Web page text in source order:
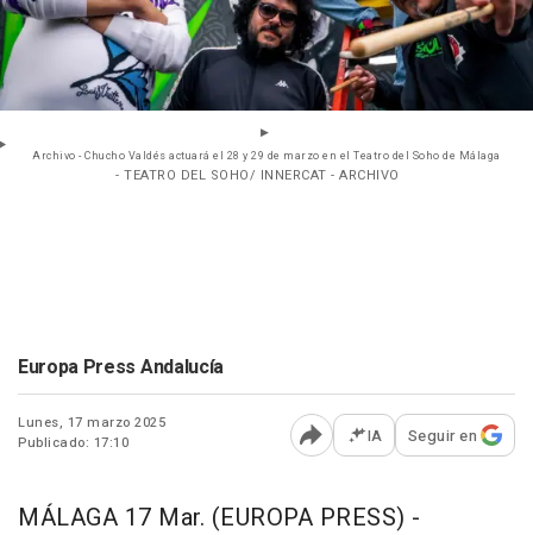
Archivo - Chucho Valdés actuará el 28 y 29 de marzo en el Teatro del Soho de Málaga
- TEATRO DEL SOHO/ INNERCAT - ARCHIVO
Europa Press Andalucía
Lunes, 17 marzo 2025
Publicado: 17:10
Abrir opciones para
IA Seguir en
MÁLAGA 17 Mar. (EUROPA PRESS) -